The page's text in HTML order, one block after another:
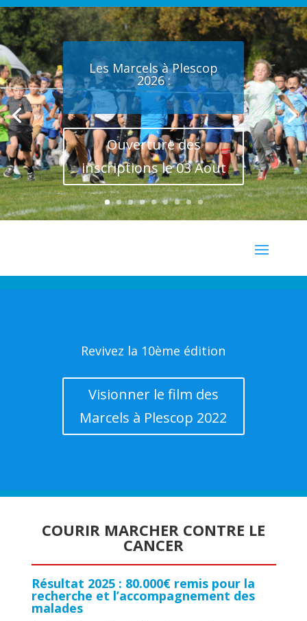
Les Marcels à Plescop
2026 :
Ouverture des
inscriptions le 03 Aout
Revivez la 10ème édition
Visionner le film des
Marcels à Plescop 2022
COURIR MARCHER CONTRE LE
CANCER
Résultat 2025 : 80.000€ remis pour la
recherche et l’accompagnement des
malades